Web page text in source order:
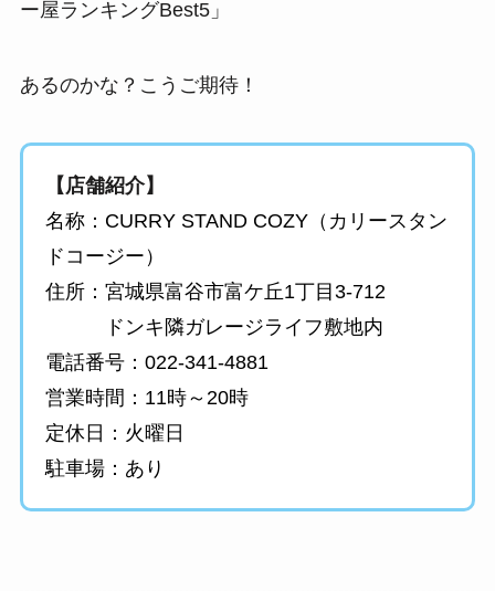
ー屋ランキングBest5」
あるのかな？こうご期待！
【店舗紹介】
名称：CURRY STAND COZY（カリースタン
ドコージー）
住所：宮城県富谷市富ケ丘1丁目3-712
ドンキ隣ガレージライフ敷地内
電話番号：022-341-4881
営業時間：11時～20時
定休日：火曜日
駐車場：あり